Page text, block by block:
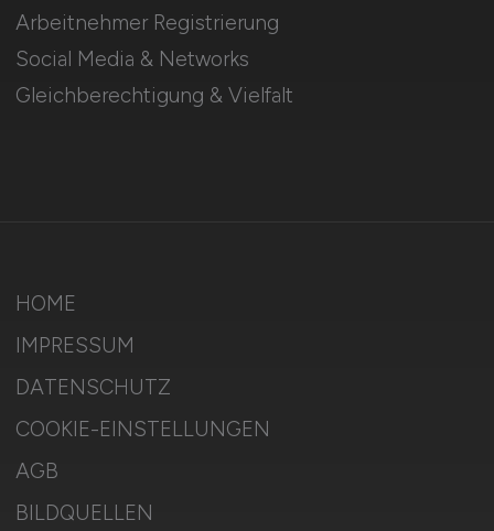
Arbeitnehmer Registrierung
Social Media & Networks
Gleichberechtigung & Vielfalt
HOME
IMPRESSUM
DATENSCHUTZ
COOKIE-EINSTELLUNGEN
AGB
BILDQUELLEN